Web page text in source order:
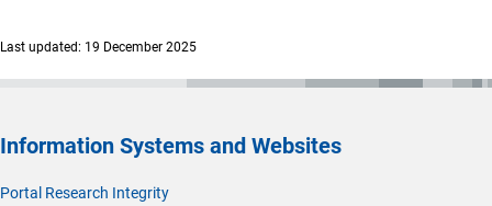
Last updated: 19 December 2025
Information Systems and Websites
Portal Research Integrity